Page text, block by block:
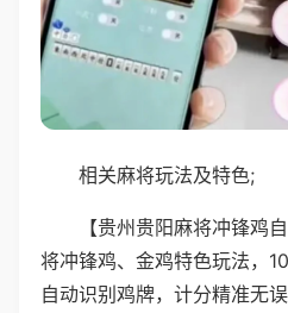
相关麻将玩法及特色;
【贵州贵阳麻将冲锋鸡
将冲锋鸡、金鸡特色玩法，
自动识别鸡牌，计分精准无